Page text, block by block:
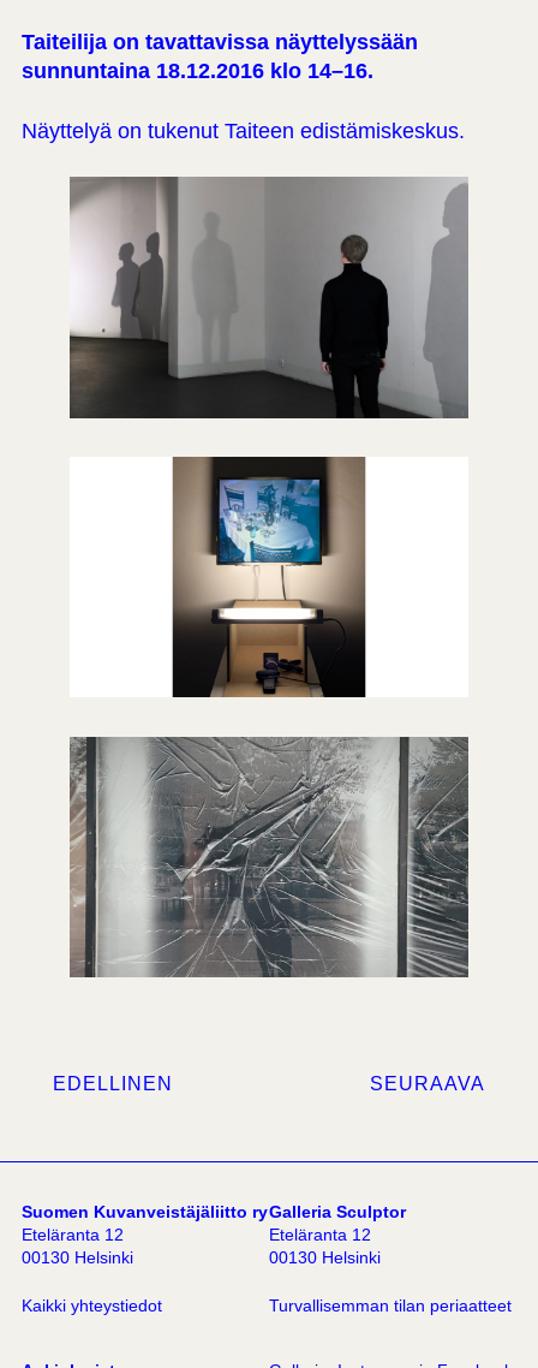
Taiteilija on tavattavissa näyttelyssään
sunnuntaina 18.12.2016 klo 14–16.
Näyttelyä on tukenut Taiteen edistämiskeskus.
EDELLINEN SEURAAVA
Suomen Kuvanveistäjäliitto ry
Eteläranta 12
00130 Helsinki
Kaikki yhteystiedot
Galleria Sculptor
Eteläranta 12
00130 Helsinki
Turvallisemman tilan periaatteet